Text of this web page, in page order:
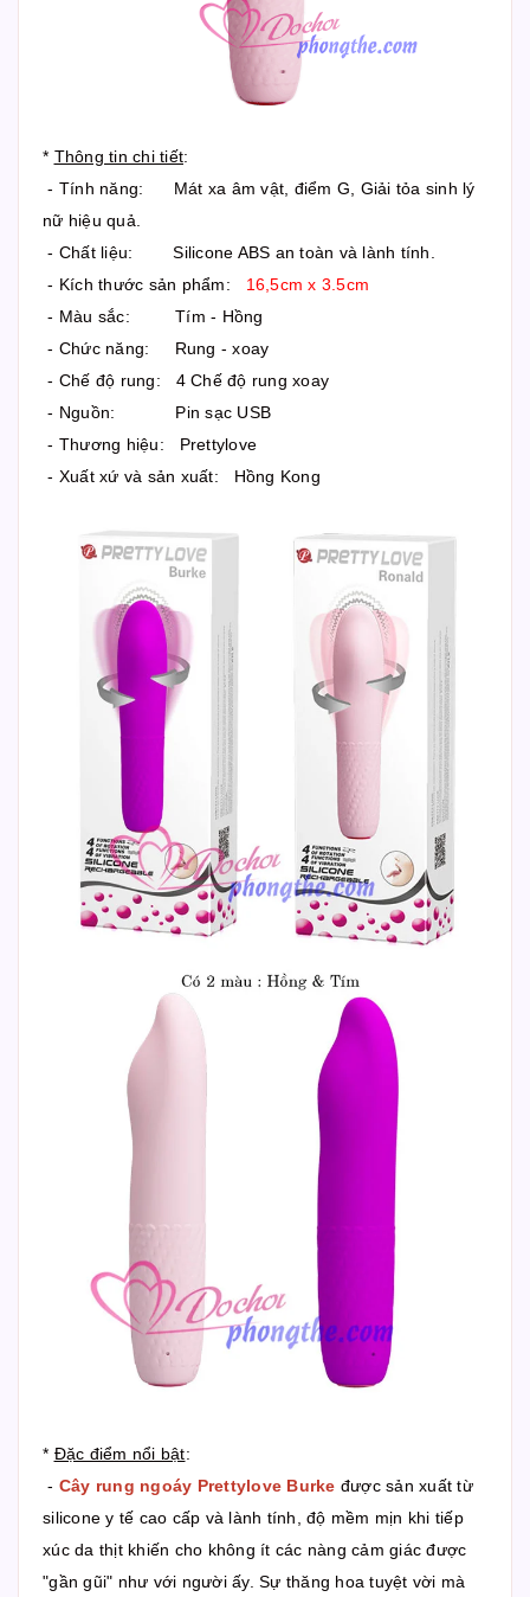
* Thông tin chi tiết:
- Tính năng: Mát xa âm vật, điểm G, Giải tỏa sinh lý
nữ hiệu quả.
- Chất liệu: Silicone ABS an toàn và lành tính.
- Kích thước sản phẩm: 16,5cm x 3.5cm
- Màu sắc: Tím - Hồng
- Chức năng: Rung - xoay
- Chế độ rung: 4 Chế độ rung xoay
- Nguồn: Pin sạc USB
- Thương hiệu: Prettylove
- Xuất xứ và sản xuất: Hồng Kong
* Đặc điểm nổi bật:
- Cây rung ngoáy Prettylove Burke được sản xuất từ
silicone y tế cao cấp và lành tính, độ mềm mịn khi tiếp
xúc da thịt khiến cho không ít các nàng cảm giác được
"gần gũi" như với người ấy. Sự thăng hoa tuyệt vời mà